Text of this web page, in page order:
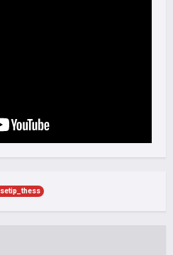
setip_thess